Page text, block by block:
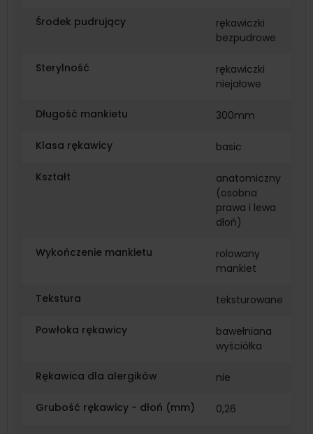
Środek pudrujący
rękawiczki
bezpudrowe
Sterylność
rękawiczki
niejałowe
Długość mankietu 300mm
Klasa rękawicy basic
Kształt
anatomiczny
(osobna
prawa i lewa
dłoń)
Wykończenie mankietu
rolowany
mankiet
Tekstura teksturowane
Powłoka rękawicy
bawełniana
wyściółka
Rękawica dla alergików nie
Grubość rękawicy - dłoń (mm) 0,26